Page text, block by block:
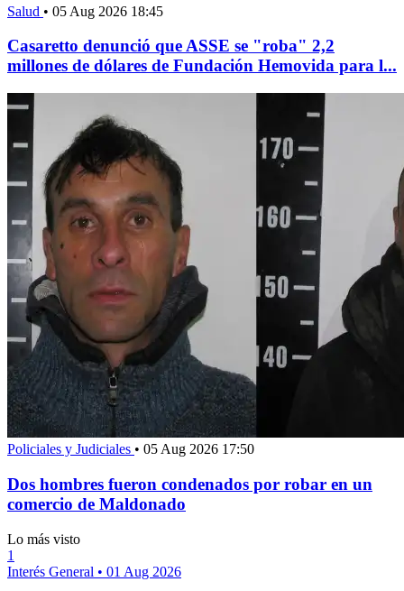
Salud • 05 Aug 2026 18:45
Casaretto denunció que ASSE se "roba" 2,2
millones de dólares de Fundación Hemovida para l...
Policiales y Judiciales • 05 Aug 2026 17:50
Dos hombres fueron condenados por robar en un
comercio de Maldonado
Lo más visto
1
Interés General • 01 Aug 2026